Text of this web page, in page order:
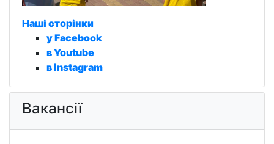
Наші сторінки
у Facebook
в Youtube
в Instagram
Вакансії